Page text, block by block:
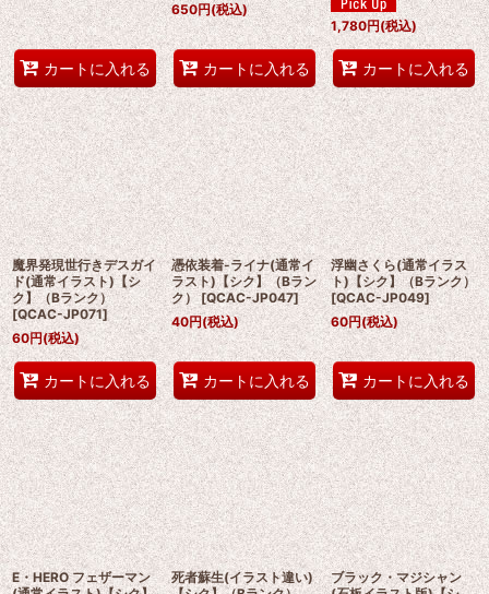
カートに入れる
650円(税込)
カートに入れる
1,780円(税込)
カートに入れる
魔界発現世行きデスガイ
ド(通常イラスト)【シ
ク】（Bランク）
[QCAC-JP071]
60円(税込)
カートに入れる
憑依装着-ライナ(通常イ
ラスト)【シク】（Bラン
ク） [QCAC-JP047]
40円(税込)
カートに入れる
浮幽さくら(通常イラス
ト)【シク】（Bランク）
[QCAC-JP049]
60円(税込)
カートに入れる
E・HERO フェザーマン
死者蘇生(イラスト違い)
ブラック・マジシャン